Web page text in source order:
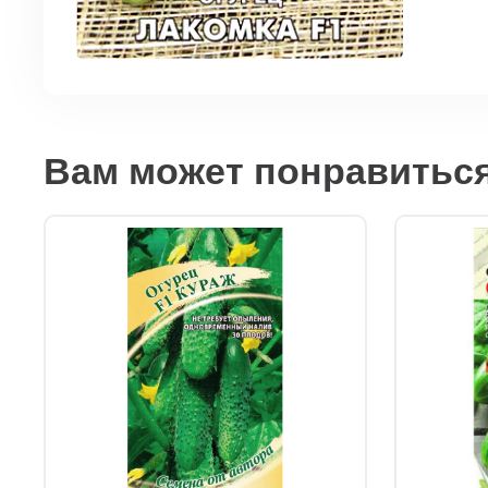
Вам может